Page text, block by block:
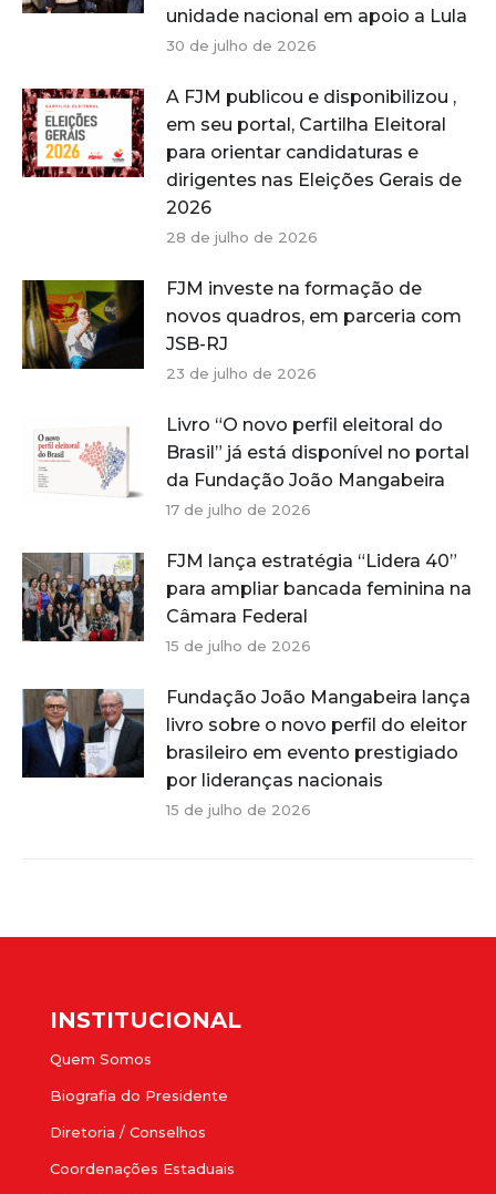
unidade nacional em apoio a Lula
30 de julho de 2026
A FJM publicou e disponibilizou ,
em seu portal, Cartilha Eleitoral
para orientar candidaturas e
dirigentes nas Eleições Gerais de
2026
28 de julho de 2026
FJM investe na formação de
novos quadros, em parceria com
JSB-RJ
23 de julho de 2026
Livro “O novo perfil eleitoral do
Brasil” já está disponível no portal
da Fundação João Mangabeira
17 de julho de 2026
FJM lança estratégia “Lidera 40”
para ampliar bancada feminina na
Câmara Federal
15 de julho de 2026
Fundação João Mangabeira lança
livro sobre o novo perfil do eleitor
brasileiro em evento prestigiado
por lideranças nacionais
15 de julho de 2026
INSTITUCIONAL
Quem Somos
Biografia do Presidente
Diretoria / Conselhos
Coordenações Estaduais